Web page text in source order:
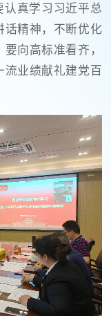
真学习习近平总
话精神，不断优化
向高标准看齐，
流业绩献礼建党百